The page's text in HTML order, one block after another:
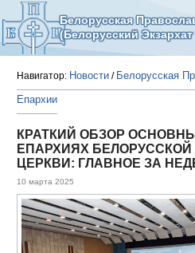
Белорусская
(Белорусский
Навигатор: Новости / Белорусская
Епархии
КРАТКИЙ ОБЗОР
ЕПАРХИЯХ
ЦЕРКВИ: ГЛАВНОЕ ЗА
10 марта 2025